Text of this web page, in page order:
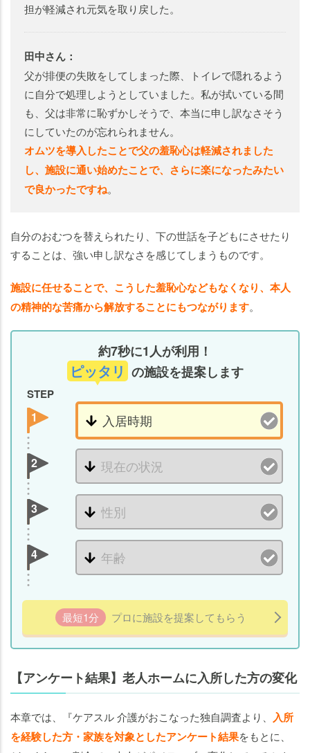
担が軽減され元気を取り戻した。
田中さん：
父が排便の失敗をしてしまった際、トイレで隠れるよう
に自分で処理しようとしていました。私が拭いている間
も、父は非常に恥ずかしそうで、本当に申し訳なさそう
にしていたのが忘れられません。
オムツを導入したことで父の羞恥心は軽減されました
し、施設に通い始めたことで、さらに楽になったみたい
で良かったですね。
自分のおむつを替えられたり、下の世話を子どもにさせたり
することは、強い申し訳なさを感じてしまうものです。
施設に任せることで、こうした羞恥心などもなくなり、本人
の精神的な苦痛から解放することにもつながります。
約7秒に1人が利用！
ピッタリ の施設を提案します
STEP
1
2
3
4
最短1分 プロに施設を提案してもらう
【アンケート結果】老人ホームに入所した方の変化
本章では、『ケアスル 介護がおこなった独自調査より、 入所
を経験した方・家族を対象としたアンケート結果をもとに、